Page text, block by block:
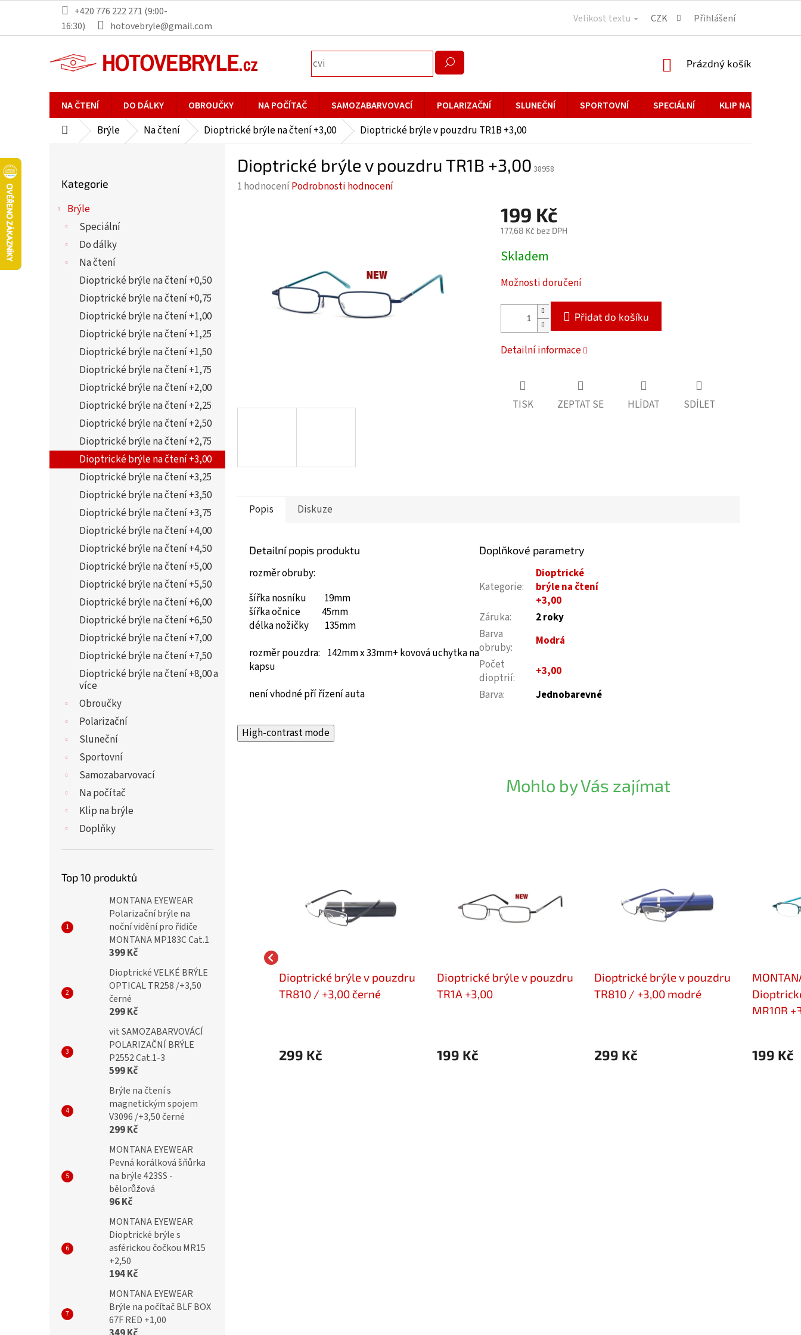
obsah
+420 776 222 271 (9:00-
16:30)
hotovebryle@gmail.com
Velikost textu CZK Přihlášení
NÁKUPNÍ
Prázdný košík
NA ČTENÍ DO DÁLKY OBROUČKY NA POČÍTAČ SAMOZABARVOVACÍ POLARIZAČNÍ SLUNEČNÍ SPORTOVNÍ SPECIÁLNÍ KLIP NA BRÝLE
DomůBrýle Na čtení Dioptrické brýle na čtení +3,00 Dioptrické brýle v pouzdru TR1B +3,00
kategorie
Kategorie
Brýle
Speciální
Do dálky
Na čtení
Dioptrické brýle na čtení +0,50
Dioptrické brýle na čtení +0,75
Dioptrické brýle na čtení +1,00
Dioptrické brýle na čtení +1,25
Dioptrické brýle na čtení +1,50
Dioptrické brýle na čtení +1,75
Dioptrické brýle na čtení +2,00
Dioptrické brýle na čtení +2,25
Dioptrické brýle na čtení +2,50
Dioptrické brýle na čtení +2,75
Dioptrické brýle na čtení +3,00
Dioptrické brýle na čtení +3,25
Dioptrické brýle na čtení +3,50
Dioptrické brýle na čtení +3,75
Dioptrické brýle na čtení +4,00
Dioptrické brýle na čtení +4,50
Dioptrické brýle na čtení +5,00
Dioptrické brýle na čtení +5,50
Dioptrické brýle na čtení +6,00
Dioptrické brýle na čtení +6,50
Dioptrické brýle na čtení +7,00
Dioptrické brýle na čtení +7,50
Dioptrické brýle na čtení +8,00 a
více
Obroučky
Polarizační
Sluneční
Sportovní
Samozabarvovací
Na počítač
Klip na brýle
Doplňky
Top 10 produktů
MONTANA EYEWEAR
Polarizační brýle na
noční vidění pro řidiče
MONTANA MP183C Cat.1
399 Kč
Dioptrické VELKÉ BRÝLE
OPTICAL TR258 /+3,50
černé
299 Kč
vit SAMOZABARVOVÁCÍ
POLARIZAČNÍ BRÝLE
P2552 Cat.1-3
599 Kč
Brýle na čtení s
magnetickým spojem
V3096 /+3,50 černé
299 Kč
MONTANA EYEWEAR
Pevná korálková šňůrka
na brýle 423SS -
bělorůžová
96 Kč
MONTANA EYEWEAR
Dioptrické brýle s
asférickou čočkou MR15
+2,50
194 Kč
MONTANA EYEWEAR
Brýle na počítač BLF BOX
67F RED +1,00
Dioptrické brýle v pouzdru TR1B +3,00 38958
Průměrné
1 hodnoceníPodrobnosti hodnocení
199 Kč
177,68 Kč bez DPH
Měrná
cena:
Skladem
Možnosti doručení
Přidat do košíku
Detailní informace
TISK ZEPTAT SE HLÍDAT SDÍLET
Popis Diskuze
Detailní popis produktu
rozměr obruby:
šířka nosníku 19mm
šířka očnice 45mm
délka nožičky 135mm
rozměr pouzdra: 142mm x 33mm+ kovová uchytka na
kapsu
není vhodné pří řízení auta
Doplňkové parametry
Kategorie:
Dioptrické
brýle na čtení
+3,00
Záruka:
2 roky
Barva
obruby:
Modrá
Počet
dioptrií:
+3,00
Barva: Jednobarevné
High-contrast mode
Mohlo by Vás zajímat
brýle v pouzdru
MONTANA EYEWEAR
Dioptrické brýle MR9 blue /
+3,00 flex v pouzdru
299 Kč
Dioptrické brýle v pouzdru
TR810 / +3,00 černé
299 Kč
Dioptrické brýle v pouzdru
TR1A +3,00
199 Kč
Dioptrické brýle v pouzdru
TR810 / +3,00 modré
299 Kč
MR10B
199 Kč